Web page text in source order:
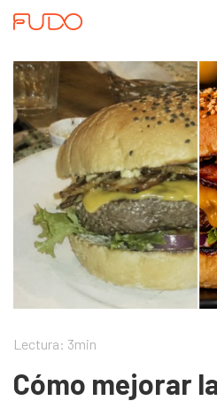
Blog Fudo -
Lectura: 3min
Cómo mejorar